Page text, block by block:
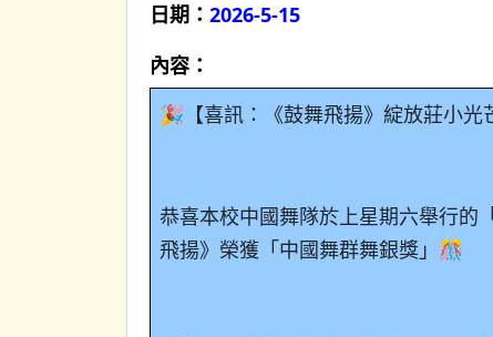
日期： 2026-5-15
內容：
🎉【喜訊：《鼓舞飛揚》綻放莊小光
恭喜本校中國舞隊於上星期六舉行的
飛揚》榮獲「中國舞群舞銀獎」🎊